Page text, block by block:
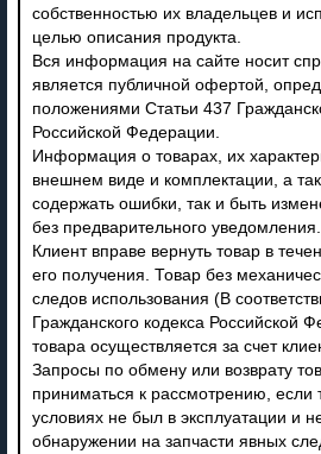
собственностью их владельцев и
целью описания продукта.
Вся информация на сайте носит
является публичной офертой,
положениями Статьи 437
Российской Федерации.
Информация о товарах, их
внешнем виде и комплектации, а
содержать ошибки, так и быть
без предварительного уведомления.
Клиент вправе вернуть товар в
его получения. Товар без
следов использования (В
Гражданского кодекса Российской
товара осуществляется за счет
Запросы по обмену или возврату
приниматься к рассмотрению, если
условиях не был в эксплуатации и
обнаружении на запчасти явных